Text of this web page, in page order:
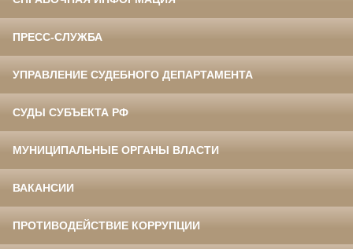
ПРЕСС-СЛУЖБА
УПРАВЛЕНИЕ СУДЕБНОГО ДЕПАРТАМЕНТА
СУДЫ СУБЪЕКТА РФ
МУНИЦИПАЛЬНЫЕ ОРГАНЫ ВЛАСТИ
ВАКАНСИИ
ПРОТИВОДЕЙСТВИЕ КОРРУПЦИИ